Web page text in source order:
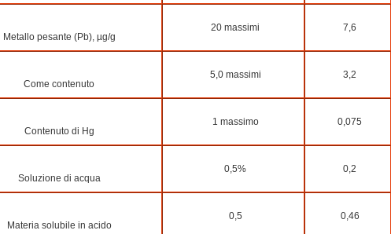
Metallo pesante (Pb), µg/g
20 massimi 7,6
Come contenuto
5,0 massimi 3,2
Contenuto di Hg
1 massimo 0,075
Soluzione di acqua
0,5% 0,2
Materia solubile in acido
0,5 0,46